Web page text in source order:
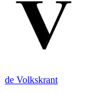
de Volkskrant